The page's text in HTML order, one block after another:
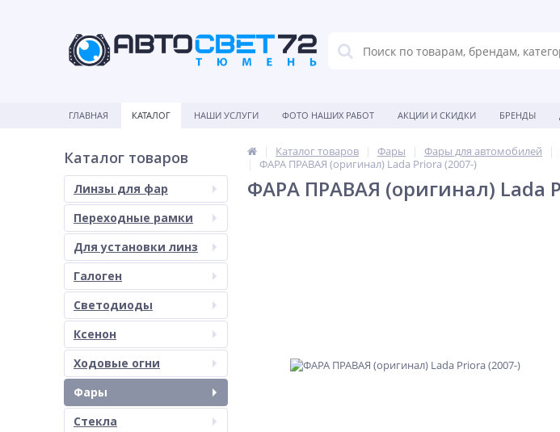
ГЛАВНАЯ КАТАЛОГ НАШИ УСЛУГИ ФОТО НАШИХ РАБОТ АКЦИИ И СКИДКИ БРЕНДЫ
Каталог товаров
Линзы для фар
Переходные рамки
Для установки линз
Галоген
Светодиоды
Ксенон
Ходовые огни
Фары
Стекла
Каталог товаров Фары Фары для автомобилей
ФАРА ПРАВАЯ (оригинал) Lada Priora (2007-)
ФАРА ПРАВАЯ (оригинал) Lada